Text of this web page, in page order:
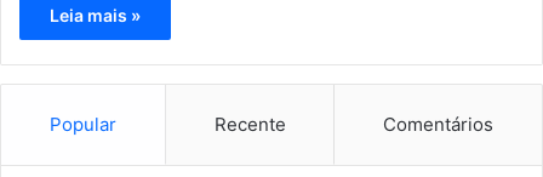
Leia mais »
Popular Recente Comentários